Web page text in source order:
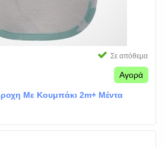
Σε απόθεμα
Αγορά
Με Κουμπάκι 2m+ Μέντα